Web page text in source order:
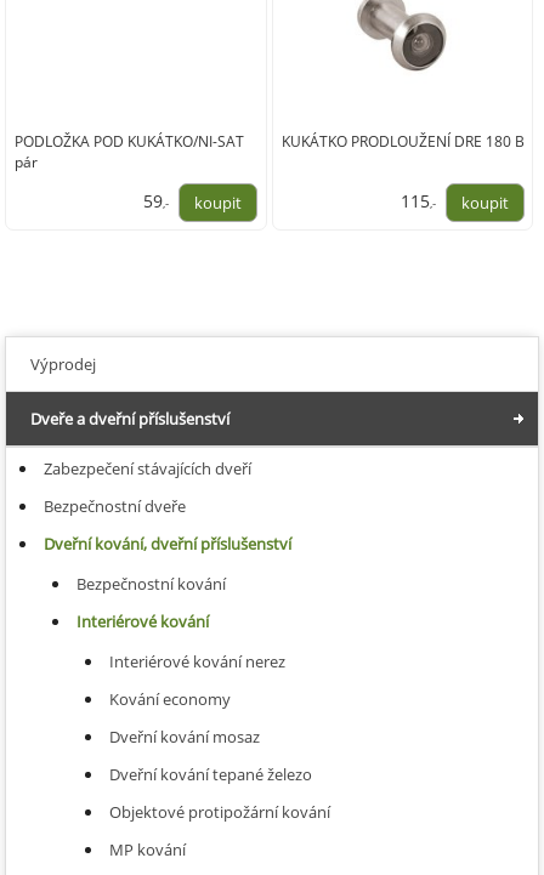
PODLOŽKA POD KUKÁTKO/NI-SAT
pár
59,-
KUKÁTKO PRODLOUŽENÍ DRE 180 B
115,-
Výprodej
Dveře a dveřní příslušenství
Zabezpečení stávajících dveří
Bezpečnostní dveře
Dveřní kování, dveřní příslušenství
Bezpečnostní kování
Interiérové kování
Interiérové kování nerez
Kování economy
Dveřní kování mosaz
Dveřní kování tepané železo
Objektové protipožární kování
MP kování